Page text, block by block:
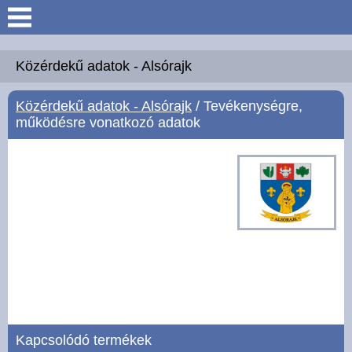
Keresés
Köszöntő
Hírek
Galéria
Közérdekű adatok - Alsórajk
Közérdekű adatok - Alsórajk / Tevékenységre,
működésre vonatkozó adatok
Kapcsolódó termékek